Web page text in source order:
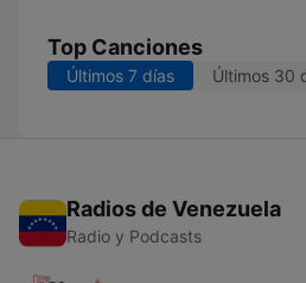
Top Canciones
Últimos 7 días Últimos 30
Radios de Venezuela
Radio y Podcasts